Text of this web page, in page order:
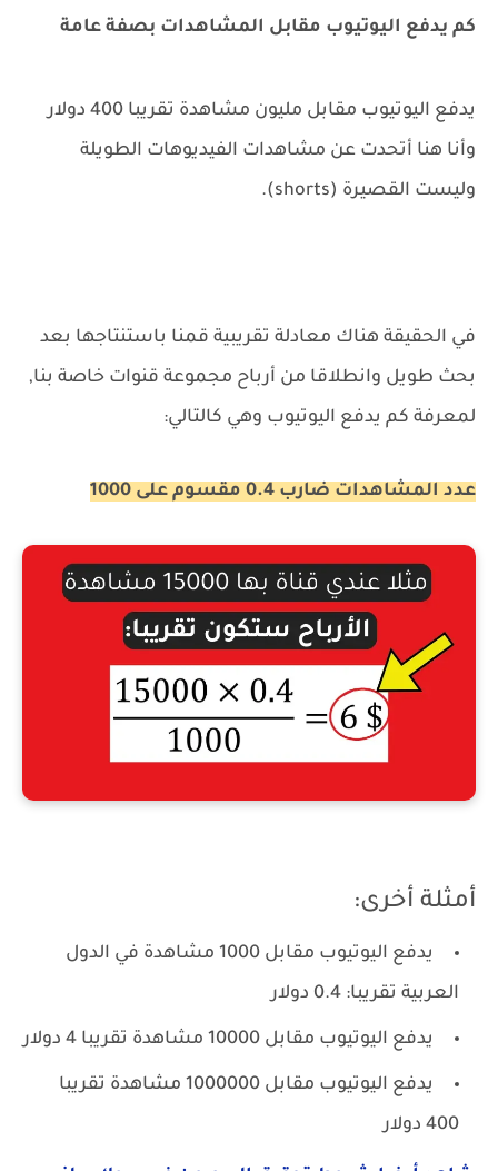
كم يدفع اليوتيوب مقابل المشاهدات بصفة عامة
يدفع اليوتيوب مقابل مليون مشاهدة تقريبا 400 دولار
وأنا هنا أتحدت عن مشاهدات الفيديوهات الطويلة
وليست القصيرة (shorts).
في الحقيقة هناك معادلة تقريبية قمنا باستنتاجها بعد
بحث طويل وانطلاقا من أرباح مجموعة قنوات خاصة بنا,
لمعرفة كم يدفع اليوتيوب وهي كالتالي:
عدد المشاهدات ضارب 0.4 مقسوم على 1000
أمثلة أخرى:
يدفع اليوتيوب مقابل 1000 مشاهدة في الدول
العربية تقريبا: 0.4 دولار
يدفع اليوتيوب مقابل 10000 مشاهدة تقريبا 4 دولار
يدفع اليوتيوب مقابل 1000000 مشاهدة تقريبا
400 دولار